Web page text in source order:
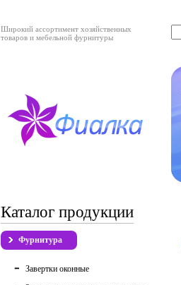
Широкий ассортимент хозяйственных
товаров и мебельной фурнитуры
Каталог продукции
Фурнитура
Завертки оконные